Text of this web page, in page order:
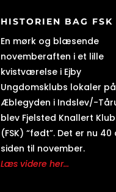
HISTORIEN BAG FSK
En mørk og blæsende
novemberaften i et lille
kvistværelse i Ejby
Ungdomsklubs lokaler på
Æblegyden i Indslev/-
blev Fjelsted Knallert Klub
(FSK) “født”. Det er nu 40
siden til november.
Læs videre her...